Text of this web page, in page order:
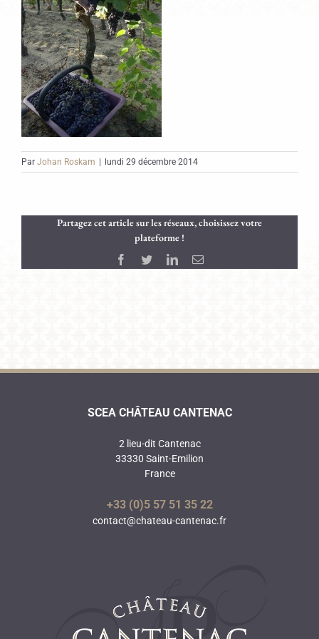
Par Johan Roskam lundi 29 décembre 2014
Partagez cet article sur les réseaux, choisissez votre
plateforme !
Facebook
TwitterLinkedInEmail
SCEA CHÂTEAU CANTENAC
2 lieu-dit Cantenac
33330 Saint-Emilion
France
+33 (0)5 57 51 35 22
contact@chateau-cantenac.fr